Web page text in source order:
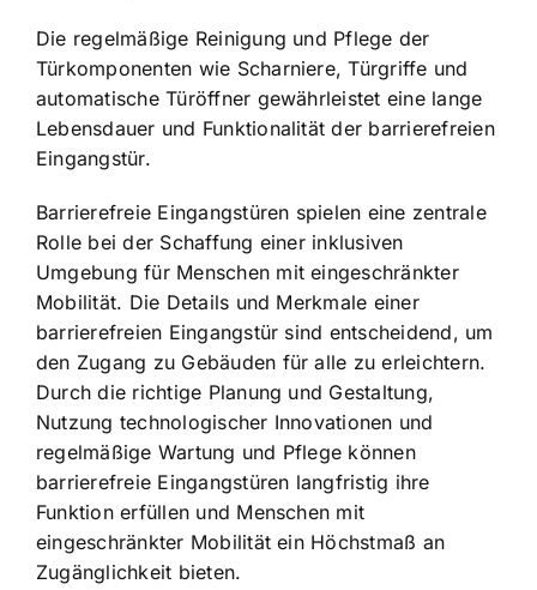
Die regelmäßige Reinigung und Pflege der
Türkomponenten wie Scharniere, Türgriffe und
automatische Türöffner gewährleistet eine lange
Lebensdauer und Funktionalität der barrierefreien
Eingangstür.
Barrierefreie Eingangstüren spielen eine zentrale
Rolle bei der Schaffung einer inklusiven
Umgebung für Menschen mit eingeschränkter
Mobilität. Die Details und Merkmale einer
barrierefreien Eingangstür sind entscheidend, um
den Zugang zu Gebäuden für alle zu erleichtern.
Durch die richtige Planung und Gestaltung,
Nutzung technologischer Innovationen und
regelmäßige Wartung und Pflege können
barrierefreie Eingangstüren langfristig ihre
Funktion erfüllen und Menschen mit
eingeschränkter Mobilität ein Höchstmaß an
Zugänglichkeit bieten.